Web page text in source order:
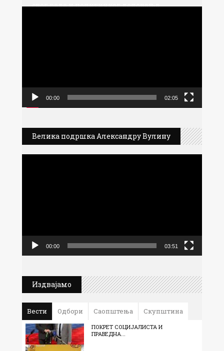
свог рада и политичког деловања
00:00 02:05
Велика подршка Александру Вулину
00:00 03:51
Издвајамо
Вести Одбори Саопштења Скупштина
ПОКРЕТ СОЦИЈАЛИСТА И
ПРАВЕДНА...